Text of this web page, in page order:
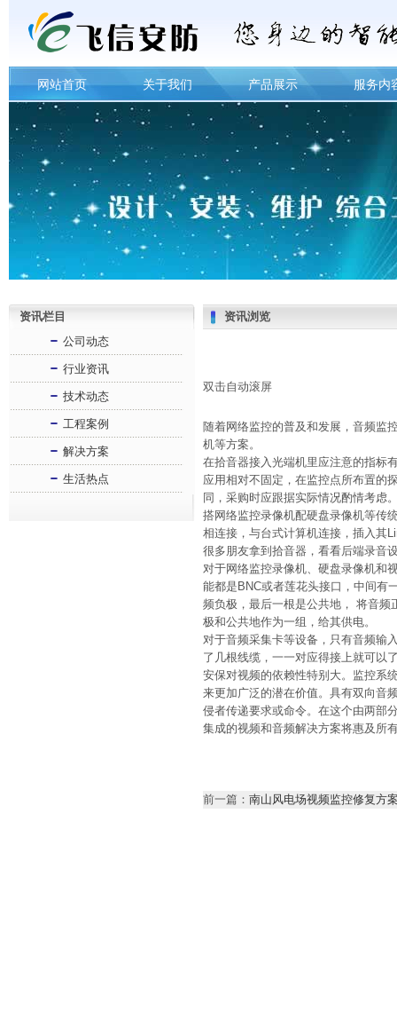
网站首页 关于我们 产品展示 服务内
资讯栏目
公司动态
行业资讯
技术动态
工程案例
解决方案
生活热点
资讯浏览
双击自动滚屏
随着网络监控的普及和发展，音频监
机等方案。
在拾音器接入光端机里应注意的指标
应用相对不固定，在监控点所布置的
同，采购时应跟据实际情况酌情考虑
搭网络监控录像机配硬盘录像机等传
相连接，与台式计算机连接，插入其
很多朋友拿到拾音器，看看后端录音
对于网络监控录像机、硬盘录像机和
能都是BNC或者莲花头接口，中间有
频负极，最后一根是公共地， 将音
极和公共地作为一组，给其供电。
对于音频采集卡等设备，只有音频输
了几根线缆，一一对应得接上就可以
安保对视频的依赖性特别大。监控系
来更加广泛的潜在价值。具有双向音
侵者传递要求或命令。在这个由两部
集成的视频和音频解决方案将惠及所
前一篇： 南山风电场视频监控修复方